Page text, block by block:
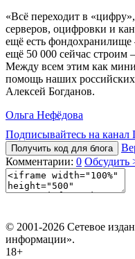
«Всё переходит в
серверов, оцифровки и
ещё есть фондохранилище
ещё 50 000 сейчас строим
Между всем этим как
помощь наших
Алексей Богданов.
Ольга Нефёдова
Подписывайтесь на
Получить код для блога
Комментарии: 0 Обсудить
© 2001-2026 Сетевое
информации».
18+